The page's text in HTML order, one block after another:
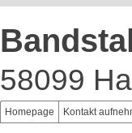
58099
Homepage Kontakt